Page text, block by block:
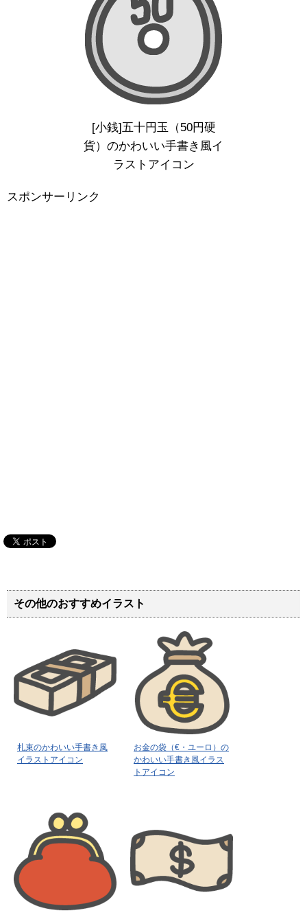
[小銭]五十円玉（50円硬
貨）のかわいい手書き風イ
ラストアイコン
スポンサーリンク
その他のおすすめイラスト
札束のかわいい手書き風
イラストアイコン
お金の袋（€・ユーロ）の
かわいい手書き風イラス
トアイコン